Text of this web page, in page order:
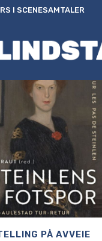
I SCENESAMTALER
PÅ AVVEIE